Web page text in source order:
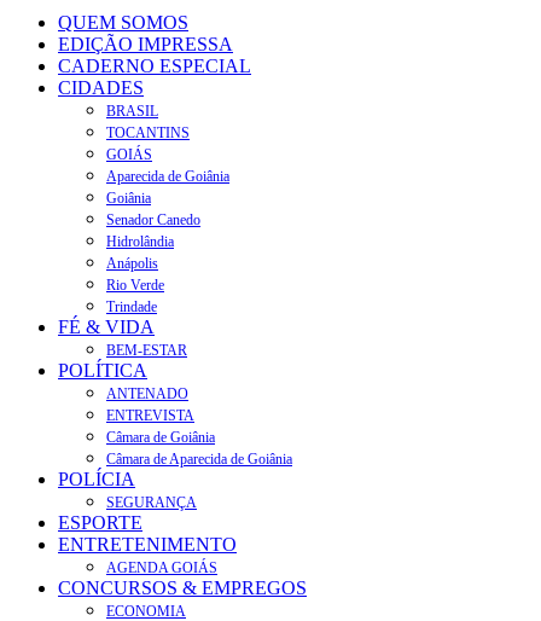
QUEM SOMOS
EDIÇÃO IMPRESSA
CADERNO ESPECIAL
CIDADES
BRASIL
TOCANTINS
GOIÁS
Aparecida de Goiânia
Goiânia
Senador Canedo
Hidrolândia
Anápolis
Rio Verde
Trindade
FÉ & VIDA
BEM-ESTAR
POLÍTICA
ANTENADO
ENTREVISTA
Câmara de Goiânia
Câmara de Aparecida de Goiânia
POLÍCIA
SEGURANÇA
ESPORTE
ENTRETENIMENTO
AGENDA GOIÁS
CONCURSOS & EMPREGOS
ECONOMIA